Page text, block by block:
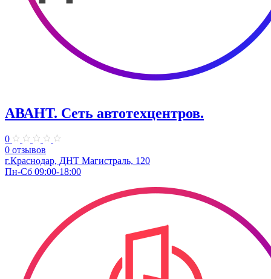
АВАНТ. ​Сеть автотехцентров.
0
0 отзывов
г.Краснодар, ​ДНТ Магистраль, 120
Пн-Сб 09:00-18:00